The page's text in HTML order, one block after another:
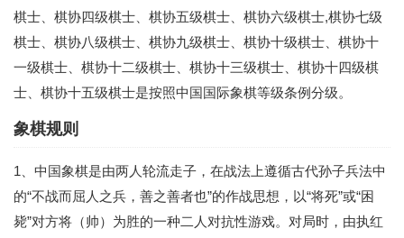
棋士、棋协四级棋士、棋协五级棋士、棋协六级棋士,棋协七级
棋士、棋协八级棋士、棋协九级棋士、棋协十级棋士、棋协十
一级棋士、棋协十二级棋士、棋协十三级棋士、棋协十四级棋
士、棋协十五级棋士是按照中国国际象棋等级条例分级。
象棋规则
1、中国象棋是由两人轮流走子，在战法上遵循古代孙子兵法中
的“不战而屈人之兵，善之善者也”的作战思想，以“将死”或“困
毙”对方将（帅）为胜的一种二人对抗性游戏。对局时，由执红